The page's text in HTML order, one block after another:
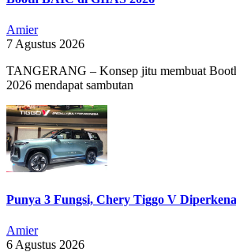
Amier
7 Agustus 2026
TANGERANG – Konsep jitu membuat
2026 mendapat sambutan
Punya 3 Fungsi, Chery Tiggo V
Amier
6 Agustus 2026